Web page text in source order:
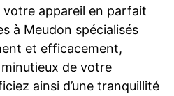
appareil en parfait
à Meudon spécialisés
et efficacement,
de votre
ainsi d’une tranquillité